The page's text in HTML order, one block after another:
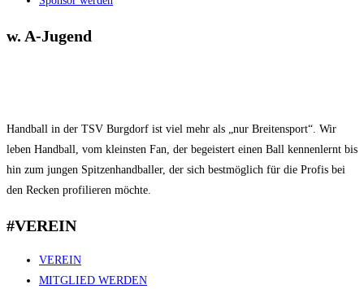
w. A-Jugend
Handball in der TSV Burgdorf ist viel mehr als „nur Breitensport“. Wir
leben Handball, vom kleinsten Fan, der begeistert einen Ball kennenlernt bis
hin zum jungen Spitzenhandballer, der sich bestmöglich für die Profis bei
den Recken profilieren möchte.
#VEREIN
VEREIN
MITGLIED WERDEN